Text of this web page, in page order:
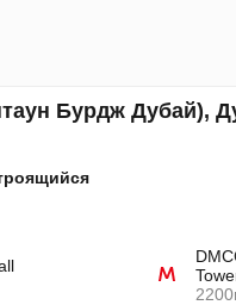
Бурдж Дубай),